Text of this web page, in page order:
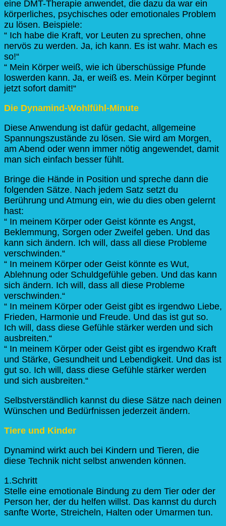
eine DMT-Therapie anwendet, die dazu da war ein
körperliches, psychisches oder emotionales Problem
zu lösen. Beispiele:
“ Ich habe die Kraft, vor Leuten zu sprechen, ohne
nervös zu werden. Ja, ich kann. Es ist wahr. Mach es
so!“
“ Mein Körper weiß, wie ich überschüssige Pfunde
loswerden kann. Ja, er weiß es. Mein Körper beginnt
jetzt sofort damit!“
Die Dynamind-Wohlfühl-Minute
Diese Anwendung ist dafür gedacht, allgemeine
Spannungszustände zu lösen. Sie wird am Morgen,
am Abend oder wenn immer nötig angewendet, damit
man sich einfach besser fühlt.
Bringe die Hände in Position und spreche dann die
folgenden Sätze. Nach jedem Satz setzt du
Berührung und Atmung ein, wie du dies oben gelernt
hast:
“ In meinem Körper oder Geist könnte es Angst,
Beklemmung, Sorgen oder Zweifel geben. Und das
kann sich ändern. Ich will, dass all diese Probleme
verschwinden.“
“ In meinem Körper oder Geist könnte es Wut,
Ablehnung oder Schuldgefühle geben. Und das kann
sich ändern. Ich will, dass all diese Probleme
verschwinden.“
“ In meinem Körper oder Geist gibt es irgendwo Liebe,
Frieden, Harmonie und Freude. Und das ist gut so.
Ich will, dass diese Gefühle stärker werden und sich
ausbreiten.“
“ In meinem Körper oder Geist gibt es irgendwo Kraft
und Stärke, Gesundheit und Lebendigkeit. Und das ist
gut so. Ich will, dass diese Gefühle stärker werden
und sich ausbreiten.“
Selbstverständlich kannst du diese Sätze nach deinen
Wünschen und Bedürfnissen jederzeit ändern.
Tiere und Kinder
Dynamind wirkt auch bei Kindern und Tieren, die
diese Technik nicht selbst anwenden können.
1.Schritt
Stelle eine emotionale Bindung zu dem Tier oder der
Person her, der du helfen willst. Das kannst du durch
sanfte Worte, Streicheln, Halten oder Umarmen tun.